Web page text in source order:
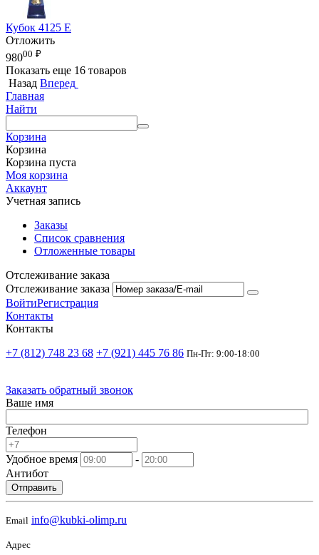
Кубок 4125 E
Отложить
98000 ₽
Показать еще 16 товаров
Назад Вперед
Главная
Найти
Корзина
Корзина
Корзина пуста
Моя корзина
Аккаунт
Учетная запись
Заказы
Список сравнения
Отложенные товары
Отслеживание заказа
Отслеживание заказа
ВойтиРегистрация
Контакты
Контакты
+7 (812) 748 23 68 +7 (921) 445 76 86 Пн-Пт: 9:00-18:00
Заказать обратный звонок
Ваше имя
Телефон
Удобное время
-
Антибот
Отправить
Email info@kubki-olimp.ru
Адрес